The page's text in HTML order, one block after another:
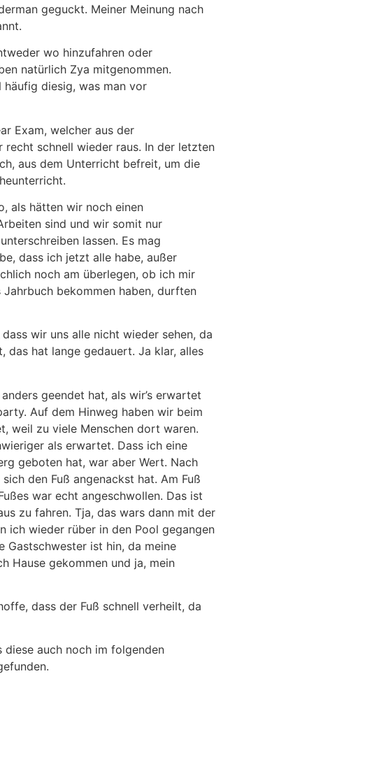
geguckt. Meiner Meinung nach
wo hinzufahren oder
natürlich Zya mitgenommen.
häufig diesig, was man vor
Exam, welcher aus der
schnell wieder raus. In der letzten
aus dem Unterricht befreit, um die
als hätten wir noch einen
sind und wir somit nur
lassen. Es mag
dass ich jetzt alle habe, außer
noch am überlegen, ob ich mir
bekommen haben, durften
wir uns alle nicht wieder sehen, da
das hat lange gedauert. Ja klar, alles
geendet hat, als wir’s erwartet
Auf dem Hinweg haben wir beim
weil zu viele Menschen dort waren.
als erwartet. Dass ich eine
geboten hat, war aber Wert. Nach
den Fuß angenackst hat. Am Fuß
war echt angeschwollen. Das ist
zu fahren. Tja, das wars dann mit der
ich wieder rüber in den Pool gegangen
Gastschwester ist hin, da meine
Hause gekommen und ja, mein
dass der Fuß schnell verheilt, da
diese auch noch im folgenden